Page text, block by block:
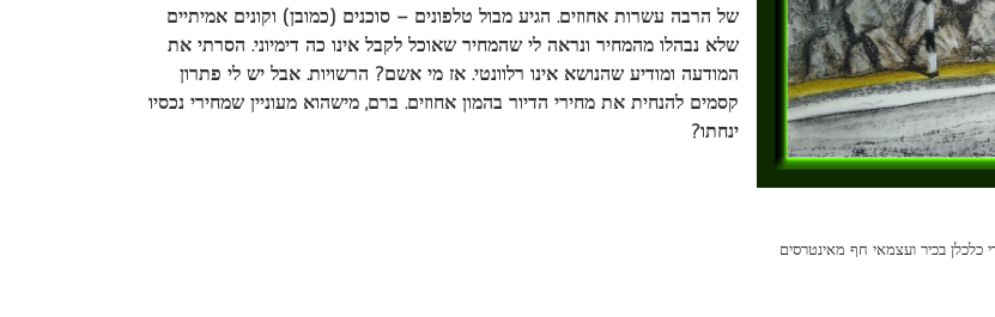
של הרבה עשרות אחוזים. הגיע מבול טלפונים – סוכנים (כמובן) וקונים אמיתיים
שלא נבהלו מהמחיר ונראה לי שהמחיר שאוכל לקבל אינו כה דימיוני. הסרתי את
המודעה ומודיע שהנושא אינו רלוונטי. אז מי אשם? הרשויות. אבל יש לי פתרון
קסמים להנחית את מחירי הדיור בהמון אחוזים. ברם, מישהוא מעוניין שמחירי נכסיו
ינחתו?
כלכלן בכיר ועצמאי חף מאינטרסים